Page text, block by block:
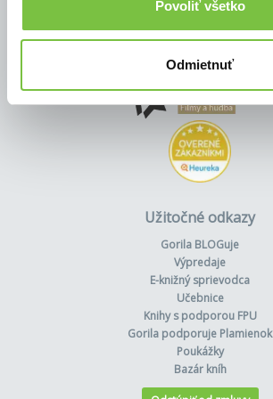
Povoliť všetko
Odmietnuť
Užitočné odkazy
Gorila BLOGuje
Výpredaje
E-knižný sprievodca
Učebnice
Knihy s podporou FPU
Gorila podporuje Plamienok
Poukážky
Bazár kníh